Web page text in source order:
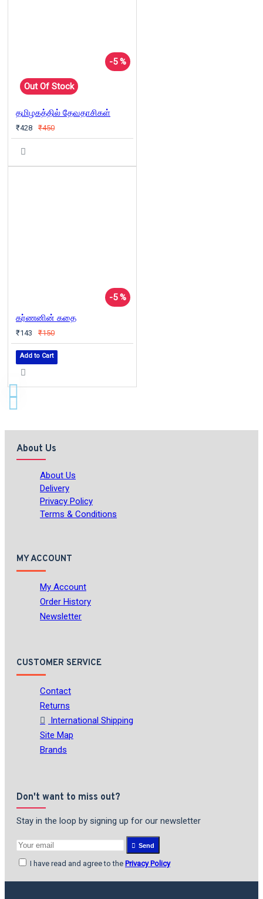
-5 %
Out Of Stock
தமிழகத்தில் தேவதாசிகள்
₹428 ₹450
-5 %
கர்ணனின் கதை
₹143 ₹150
Add to Cart
About Us
About Us
Delivery
Privacy Policy
Terms & Conditions
MY ACCOUNT
My Account
Order History
Newsletter
CUSTOMER SERVICE
Contact
Returns
International Shipping
Site Map
Brands
Don't want to miss out?
Stay in the loop by signing up for our newsletter
Send
I have read and agree to the Privacy Policy